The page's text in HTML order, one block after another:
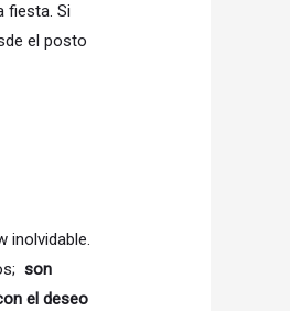
fiesta. Si
el posto
inolvidable.
son
el deseo